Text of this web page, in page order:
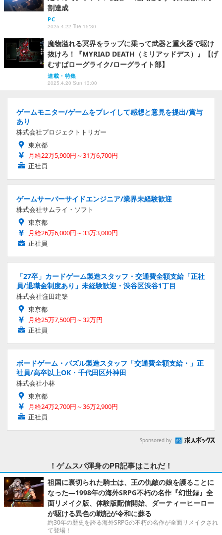
割達成
PC
2025.4.22 Tue 15:30
魔物溢れる冥界をラップに乗って武器と重火器で駆け
抜けろ！『MYRIAD DEATH（ミリアッドデス）』【げ
むすぱローグライク/ローグライト部】
連載・特集
2025.4.20 Sun 13:00
ゲームモニター/ゲームをプレイして感想と意見を提出/賞与
あり
株式会社プロジェクトトリガー
東京都
月給22万5,900円～31万6,700円
正社員
ゲームサーバーサイドエンジニア/業界未経験歓迎
株式会社サムライ・ソフト
東京都
月給26万6,000円～33万3,000円
正社員
「27卒」カードゲーム製造スタッフ・交通費全額支給「正社
員/退職金制度あり」未経験歓迎・渋谷区渋谷1丁目
株式会社窪田建築
東京都
月給25万7,500円～32万円
正社員
ボードゲーム・パズル製造スタッフ「交通費全額支給・」正
社員/高卒以上OK・千代田区外神田
株式会社小林
東京都
月給24万2,700円～36万2,900円
正社員
Sponsored by
！ゲムスパ渾身のPR記事はこれだ！
祖国に裏切られた騎士は、王の仇敵の娘を護ることに
なった―1998年の海外SRPG不朽の名作『幻世録』全
面リメイク版、体験版配信開始。ダーティーヒーロー
が駆ける異色の戦記が令和に蘇る
約30年の歴史を誇る海外SRPGの不朽の名作が全面リメイクされ
て登場！